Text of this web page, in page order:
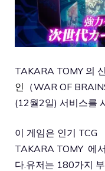
TAKARA TOMY 의
인 （WAR OF
(12월2일) 서비스를
이 게임은 인기 TCG
TAKARA TOMY 에
다.유저는 180가지